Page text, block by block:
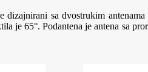
sa dvostrukim
je 65°. Podantena je antena sa